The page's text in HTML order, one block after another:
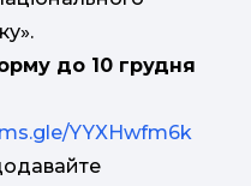
до 10 грудня
YYXHwfm6k